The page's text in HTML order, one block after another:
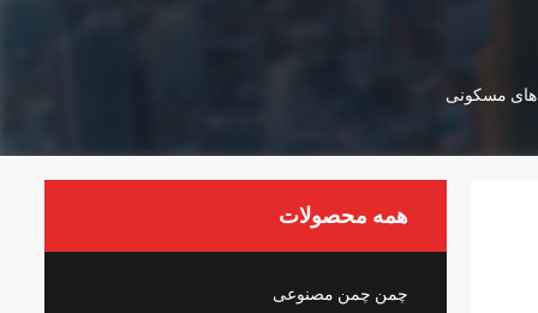
همه محصولات
چمن چمن مصنوعی